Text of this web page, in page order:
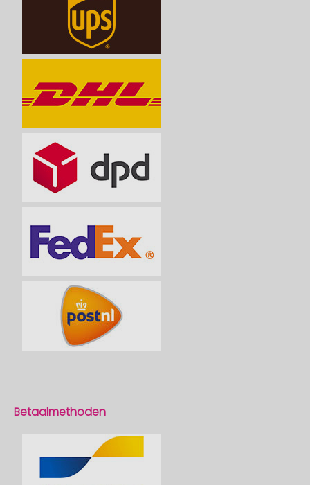
Betaalmethoden